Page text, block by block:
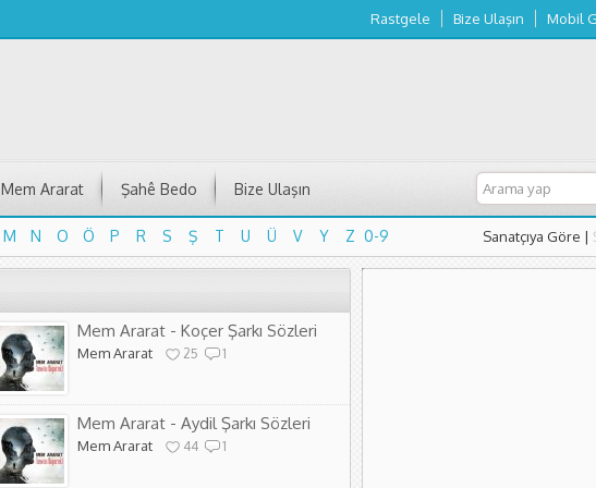
Rastgele Bize Ulaşın Mobil
Mem Ararat Şahê Bedo Bize Ulaşın
M N O Ö P R S Ş T U Ü V Y Z 0-9
M N O Ö P R S Ş T U Ü V Y Z 0-9
Sanatçıya Göre |
Mem Ararat - Koçer Şarkı Sözleri
Mem Ararat 25 1
Mem Ararat - Aydil Şarkı Sözleri
Mem Ararat 44 1